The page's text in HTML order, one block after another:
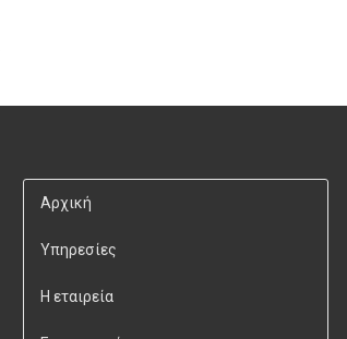
Αρχική
Υπηρεσίες
Η εταιρεία